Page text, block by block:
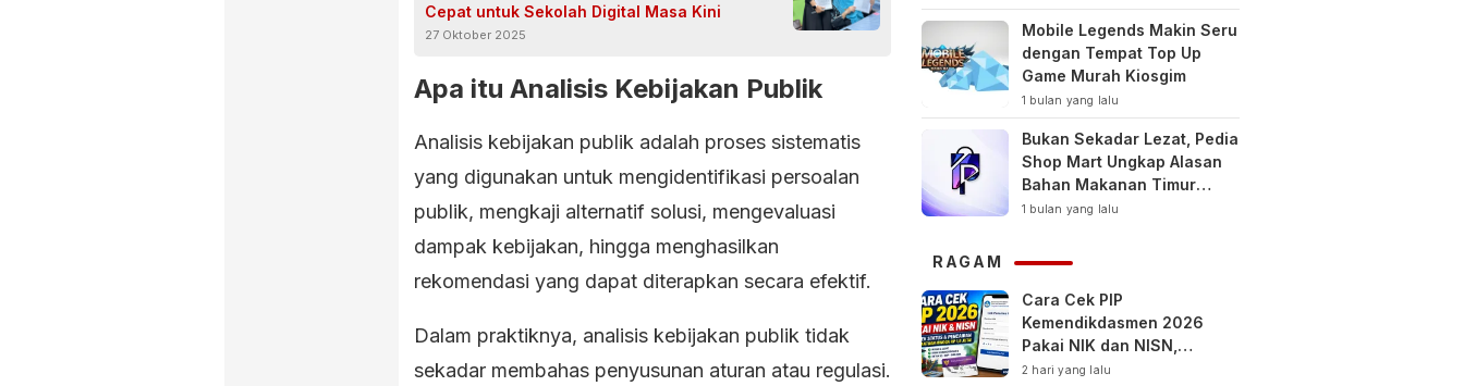
Cepat untuk Sekolah Digital Masa Kini
27 Oktober 2025
Apa itu Analisis Kebijakan Publik
Analisis kebijakan publik adalah proses sistematis
yang digunakan untuk mengidentifikasi persoalan
publik, mengkaji alternatif solusi, mengevaluasi
dampak kebijakan, hingga menghasilkan
rekomendasi yang dapat diterapkan secara efektif.
Dalam praktiknya, analisis kebijakan publik tidak
sekadar membahas penyusunan aturan atau regulasi.
Mobile Legends Makin Seru
dengan Tempat Top Up
Game Murah Kiosgim
1 bulan yang lalu
Bukan Sekadar Lezat, Pedia
Shop Mart Ungkap Alasan
Bahan Makanan Timur
Tengah Jadi Tren Gaya
1 bulan yang lalu
RAGAM
Cara Cek PIP
Kemendikdasmen 2026
Pakai NIK dan NISN,
Bantuan hingga Rp1,8 Juta
2 hari yang lalu